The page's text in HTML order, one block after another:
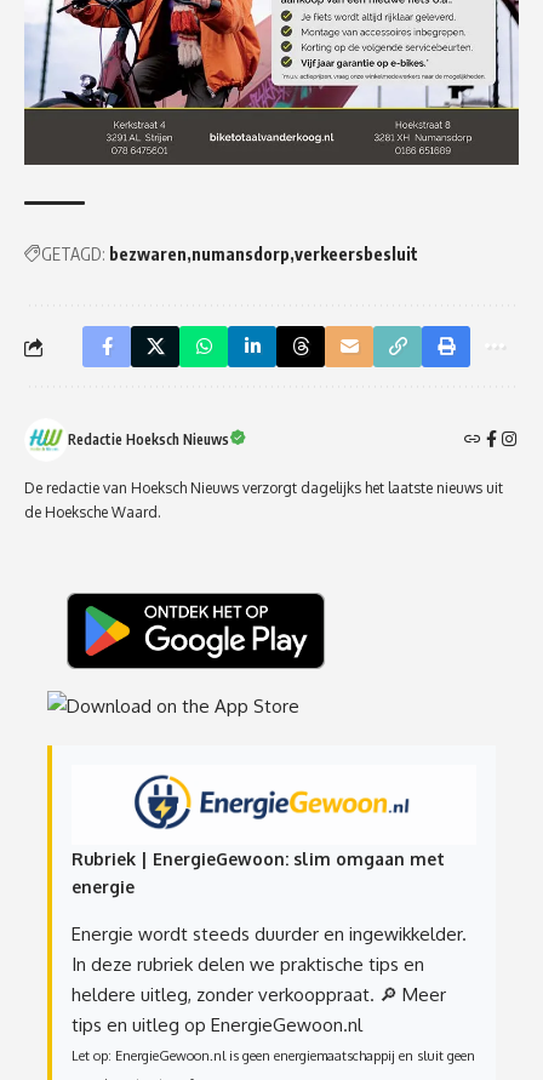
GETAGD: bezwaren numansdorp verkeersbesluit
Redactie Hoeksch Nieuws
De redactie van Hoeksch Nieuws verzorgt dagelijks het laatste nieuws uit
de Hoeksche Waard.
Rubriek | EnergieGewoon: slim omgaan met
energie
Energie wordt steeds duurder en ingewikkelder.
In deze rubriek delen we praktische tips en
heldere uitleg, zonder verkooppraat. 🔎 Meer
tips en uitleg op EnergieGewoon.nl
Let op: EnergieGewoon.nl is geen energiemaatschappij en sluit geen